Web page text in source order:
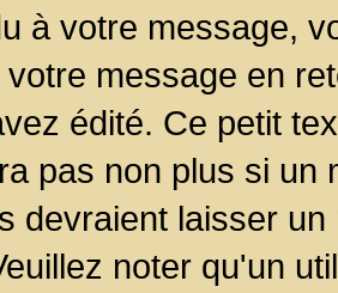
à votre message,
message en
édité. Ce petit
pas non plus si un
devraient laisser
noter qu'un